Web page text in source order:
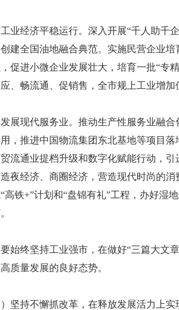
经济平稳运行。深入开展“千人助千企
建全国油地融合典范。实施民营企业
促进小微企业发展壮大，培育一批“专
、畅流通、促销售，全市规上工业增加
现代服务业。推动生产性服务业融合
，推进中国物流集团东北基地等项目
流通业提档升级和数字化赋能行动，
夜经济、商圈经济，营造现代时尚的
高铁+”计划和“盘锦有礼”工程，办好湿
终坚持工业强市，在做好“三篇大文章
质量发展的良好态势。
持不懈抓改革，在释放发展活力上实